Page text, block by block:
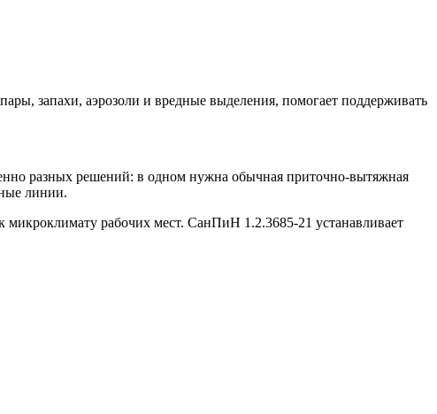
запахи, аэрозоли и вредные выделения, помогает поддерживать
разных решений: в одном нужна обычная приточно-вытяжная
линии.
рабочих мест. СанПиН 1.2.3685-21 устанавливает